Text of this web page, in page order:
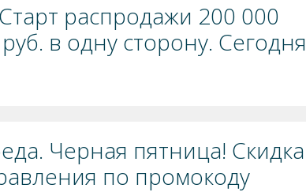
распродажи 200 000
в одну сторону. Сегодня
Черная пятница! Скидка
по промокоду